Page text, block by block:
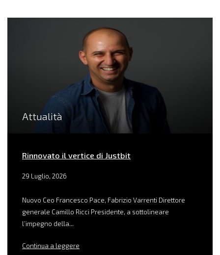
Attualità
Rinnovato il vertice di Justbit
29 Luglio, 2026
Nuovo Ceo Francesco Pace, Fabrizio Varrenti Direttore
generale Camillo Ricci Presidente, a sottolineare
l’impegno della...
Continua a leggere